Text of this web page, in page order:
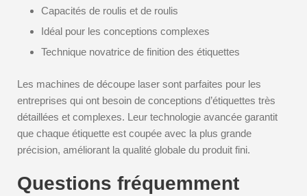
Capacités de roulis et de roulis
Idéal pour les conceptions complexes
Technique novatrice de finition des étiquettes
Les machines de découpe laser sont parfaites pour les
entreprises qui ont besoin de conceptions d’étiquettes très
détaillées et complexes. Leur technologie avancée garantit
que chaque étiquette est coupée avec la plus grande
précision, améliorant la qualité globale du produit fini.
Questions fréquemment